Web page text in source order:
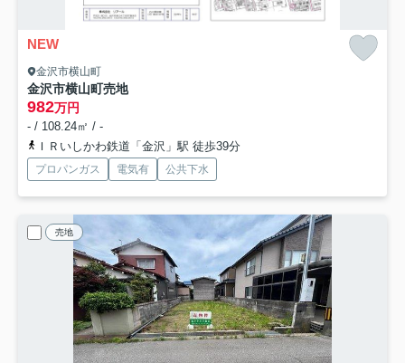
NEW
金沢市横山町
金沢市横山町売地
982万円
- / 108.24㎡ / -
ＩＲいしかわ鉄道「金沢」駅 徒歩39分
プロパンガス 電気有 公共下水
売地